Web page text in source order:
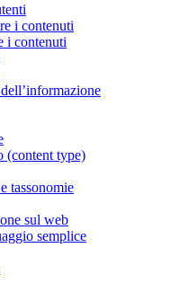
i contenuti
i contenuti
(content type)
tassonomie
sul web
semplice